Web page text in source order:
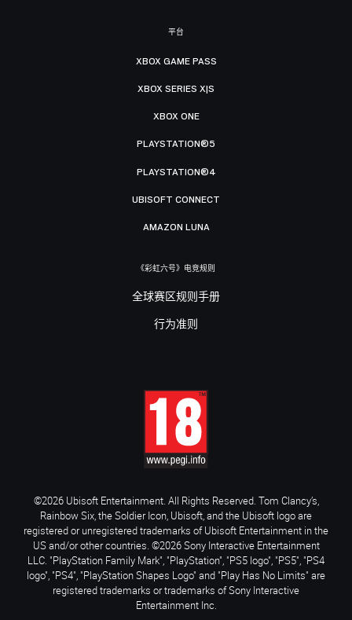
平台
XBOX GAME PASS
XBOX SERIES X|S
XBOX ONE
PLAYSTATION®5
PLAYSTATION®4
UBISOFT CONNECT
AMAZON LUNA
《彩虹六号》电竞规则
全球赛区规则手册
行为准则
©2026 Ubisoft Entertainment. All Rights Reserved. Tom Clancy’s,
Rainbow Six, the Soldier Icon, Ubisoft, and the Ubisoft logo are
registered or unregistered trademarks of Ubisoft Entertainment in the
US and/or other countries. ©2026 Sony Interactive Entertainment
LLC. "PlayStation Family Mark", "PlayStation", "PS5 logo", "PS5", "PS4
logo", "PS4", "PlayStation Shapes Logo" and "Play Has No Limits" are
registered trademarks or trademarks of Sony Interactive
Entertainment Inc.